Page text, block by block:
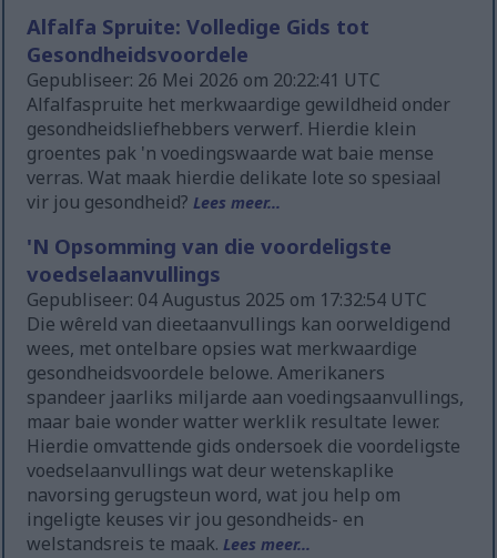
Alfalfa Spruite: Volledige Gids tot
Gesondheidsvoordele
Gepubliseer: 26 Mei 2026 om 20:22:41 UTC
Alfalfaspruite het merkwaardige gewildheid onder
gesondheidsliefhebbers verwerf. Hierdie klein
groentes pak 'n voedingswaarde wat baie mense
verras. Wat maak hierdie delikate lote so spesiaal
vir jou gesondheid?Lees meer...
'N Opsomming van die voordeligste
voedselaanvullings
Gepubliseer: 04 Augustus 2025 om 17:32:54 UTC
Die wêreld van dieetaanvullings kan oorweldigend
wees, met ontelbare opsies wat merkwaardige
gesondheidsvoordele belowe. Amerikaners
spandeer jaarliks miljarde aan voedingsaanvullings,
maar baie wonder watter werklik resultate lewer.
Hierdie omvattende gids ondersoek die voordeligste
voedselaanvullings wat deur wetenskaplike
navorsing gerugsteun word, wat jou help om
ingeligte keuses vir jou gesondheids- en
welstandsreis te maak.Lees meer...